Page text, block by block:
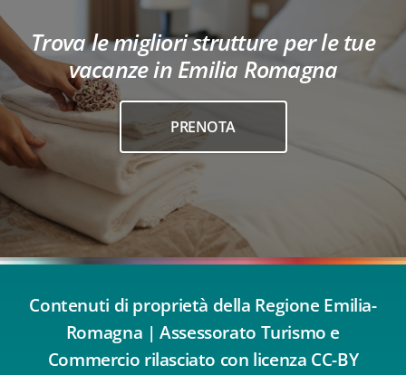
Trova le migliori strutture per le tue
vacanze in Emilia Romagna
PRENOTA
Contenuti di proprietà della Regione Emilia-
Romagna | Assessorato Turismo e
Commercio rilasciato con licenza CC-BY